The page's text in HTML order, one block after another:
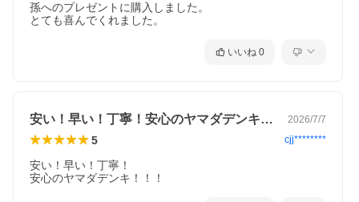
発売日：2026年4月18日
孫へのプレゼントに購入しました。
とても喜んでくれました。
いいね 0
安い！早い！丁寧！安心のヤマダデンキ！… 2026/7/7
5 cjj********
安い！早い！丁寧！
安心のヤマダデンキ！！！